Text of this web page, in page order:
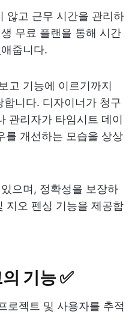
않고 근무 시간을 관리하
무료 플랜을 통해 시간
줍니다.
고 기능에 이르기까지
니다. 디자이너가 청구
관리자가 타임시트 데이
를 개선하는 모습을 상상
으며, 정확성을 보장하
지오 펜싱 기능을 제공합
기능 ✅
로젝트 및 사용자를 추적